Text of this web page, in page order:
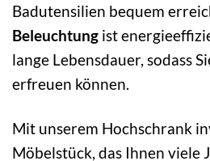
Badutensilien bequem
Beleuchtung ist
lange Lebensdauer, sodass
erfreuen können.
Mit unserem Hochschrank
Möbelstück, das Ihnen viele